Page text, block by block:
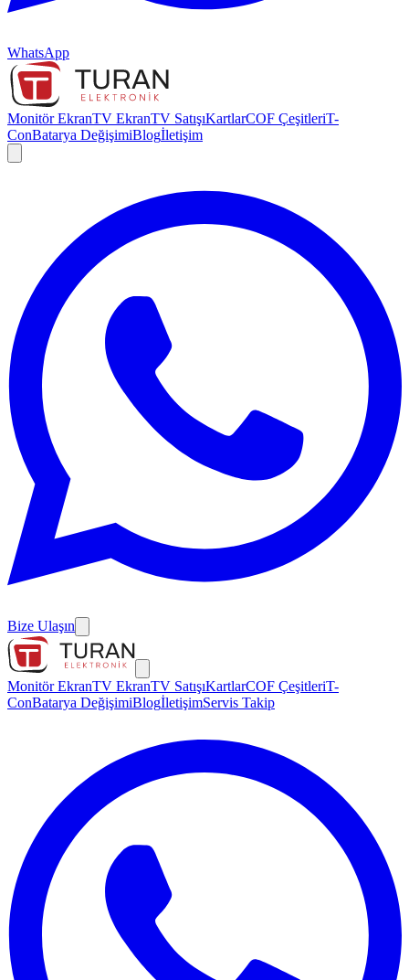
WhatsApp
Monitör EkranTV EkranTV SatışıKartlarCOF ÇeşitleriT-
ConBatarya DeğişimiBlogİletişim
Bize Ulaşın
Monitör EkranTV EkranTV SatışıKartlarCOF ÇeşitleriT-
ConBatarya DeğişimiBlogİletişimServis Takip